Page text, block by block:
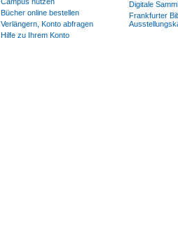
Bücher online bestellen
Verlängern, Konto abfragen
Hilfe zu Ihrem Konto
Digitale
Frankfurter